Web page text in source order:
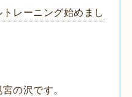
レーニング始めまし
の沢です。